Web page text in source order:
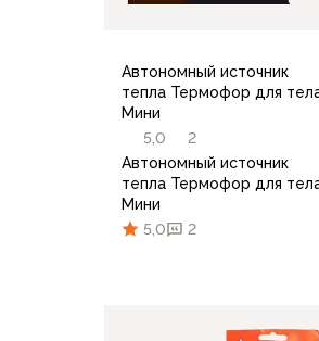
Автономный источник
тепла Термофор для
Мини
5,0
2
Автономный источник
тепла Термофор для
Мини
5,0
2